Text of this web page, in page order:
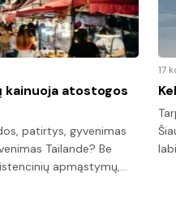
kainuoja atostogos
patirtys, gyvenimas
Tailande? Be
apmąstymų,…
17